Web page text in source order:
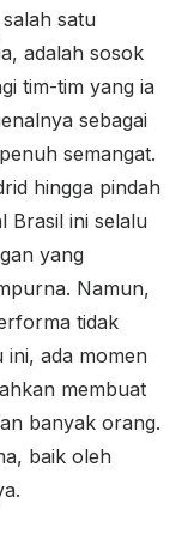
satu
adalah sosok
tim-tim yang ia
sebagai
semangat.
hingga pindah
Brasil ini selalu
yang
Namun,
tidak
ini, ada momen
membuat
banyak orang.
baik oleh